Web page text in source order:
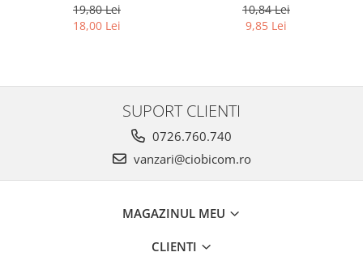
19,80 Lei
18,00 Lei
10,84 Lei
9,85 Lei
SUPORT CLIENTI
0726.760.740
vanzari@ciobicom.ro
MAGAZINUL MEU
CLIENTI